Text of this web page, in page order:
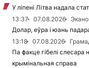
У ліпені Літва надала
13:37
07.08.2026
Долар, еўра і юань
13:18
07.08.2026
Па факце гібелі слесара
крымінальная справа